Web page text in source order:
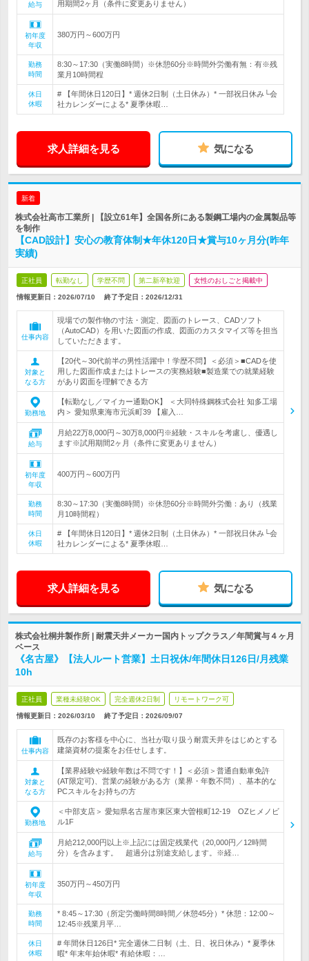
給与
用期間2ヶ月（条件に変更ありません）
初年度
年収
380万円～600万円
勤務
時間
8:30～17:30（実働8時間）※休憩60分※時間外労働有無：有※残
業月10時間程
休日
休暇
# 【年間休日120日】* 週休2日制（土日休み）* 一部祝日休み└会
社カレンダーによる* 夏季休暇…
求人詳細を見る 気になる
新着
株式会社高市工業所 | 【設立61年】全国各所にある製鋼工場内の金属製品等
を制作
【CAD設計】安心の教育体制★年休120日★賞与10ヶ月分(昨年
実績)
正社員 転勤なし 学歴不問 第二新卒歓迎 女性のおしごと掲載中
情報更新日：2026/07/10 終了予定日： 2026/12/31
仕事内容
現場での製作物の寸法・測定、図面のトレース、CADソフト
（AutoCAD）を用いた図面の作成、図面のカスタマイズ等を担当
していただきます。
対象と
なる方
【20代～30代前半の男性活躍中！学歴不問】＜必須＞■CADを使
用した図面作成またはトレースの実務経験■製造業での就業経験
があり図面を理解できる方
勤務地
【転勤なし／マイカー通勤OK】 ＜大同特殊鋼株式会社 知多工場
内＞ 愛知県東海市元浜町39 【雇入…
給与
月給22万8,000円～30万8,000円※経験・スキルを考慮し、優遇し
ます※試用期間2ヶ月（条件に変更ありません）
初年度
年収
400万円～600万円
勤務
時間
8:30～17:30（実働8時間）※休憩60分※時間外労働：あり（残業
月10時間程）
休日
休暇
# 【年間休日120日】* 週休2日制（土日休み）* 一部祝日休み└会
社カレンダーによる* 夏季休暇…
求人詳細を見る 気になる
株式会社桐井製作所 | 耐震天井メーカー国内トップクラス／年間賞与４ヶ月
ベース
《名古屋》【法人ルート営業】土日祝休/年間休日126日/月残業
10h
正社員 業種未経験OK 完全週休2日制 リモートワーク可
情報更新日：2026/03/10 終了予定日： 2026/09/07
仕事内容
既存のお客様を中心に、当社が取り扱う耐震天井をはじめとする
建築資材の提案をお任せします。
対象と
なる方
【業界経験や経験年数は不問です！】＜必須＞普通自動車免許
(AT限定可)、営業の経験がある方（業界・年数不問）、基本的な
PCスキルをお持ちの方
勤務地
＜中部支店＞ 愛知県名古屋市東区東大曽根町12-19 OZヒメノビ
ル1F
給与
月給212,000円以上※上記には固定残業代（20,000円／12時間
分）を含みます。 超過分は別途支給します。※経…
初年度
年収
350万円～450万円
勤務
時間
* 8:45～17:30（所定労働時間8時間／休憩45分）* 休憩：12:00～
12:45※残業月平…
休日
休暇
# 年間休日126日* 完全週休二日制（土、日、祝日休み）* 夏季休
暇* 年末年始休暇* 有給休暇：…